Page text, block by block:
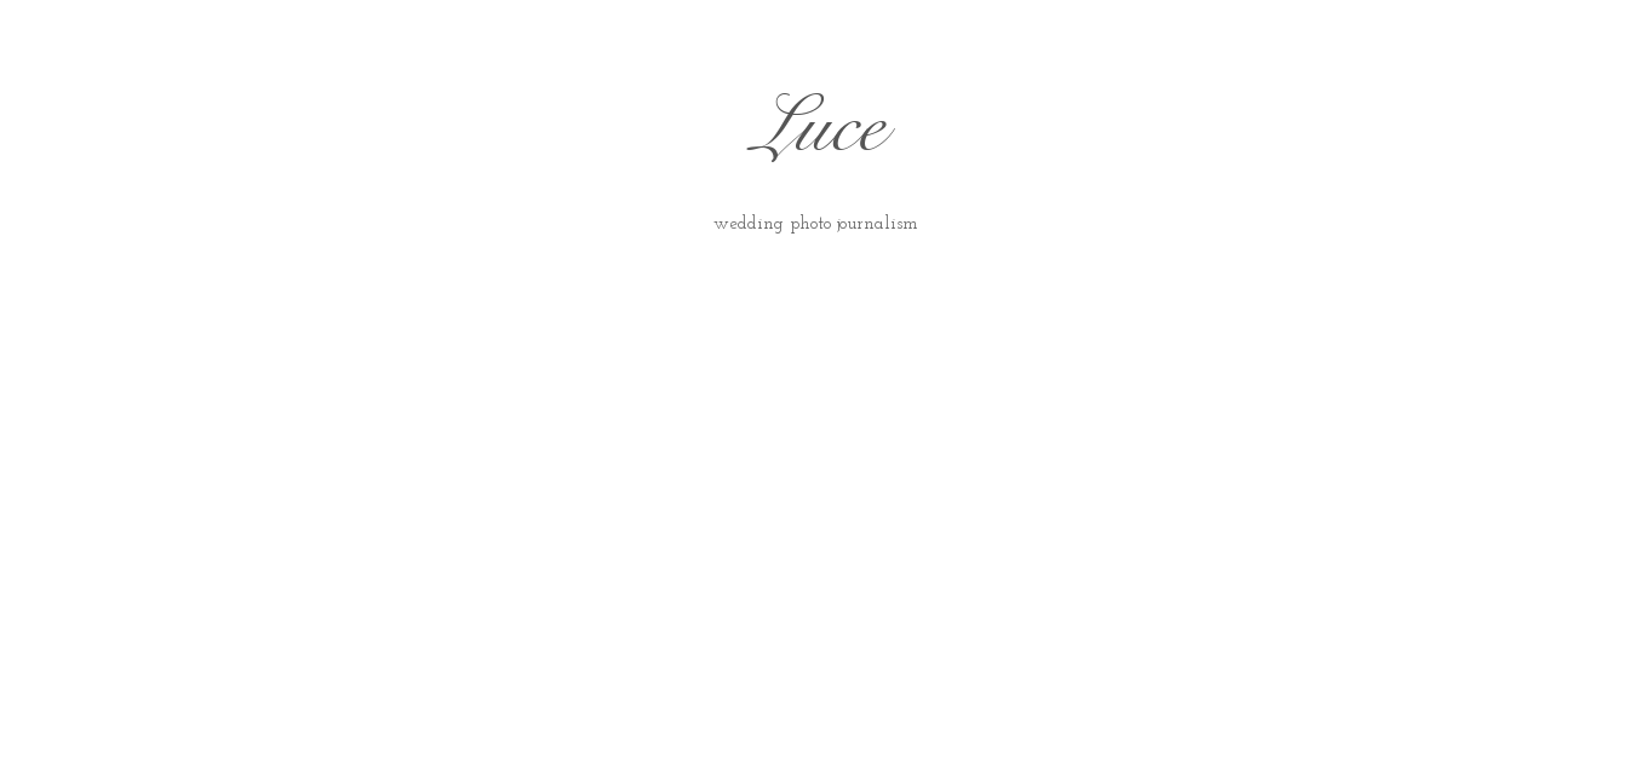
Luce
wedding photo journalism